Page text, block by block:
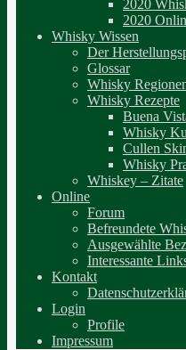
2020
2020
Whisky Wissen
Der
Glossar
Whisky
Whisky Rezepte
Buena
Whisky
Cullen
Whisky
Whiskey – Zitate
Online
Forum
Befreundete
Ausgewählte
Interessante
Kontakt
Login
Profile
Impressum